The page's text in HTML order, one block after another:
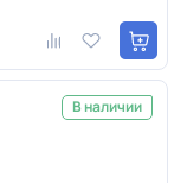
В наличии